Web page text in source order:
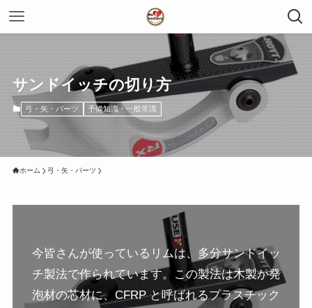
サンドイッチの切り方
弓・矢・パーツ 予備知識・一般常識
ホーム 弓・矢・パーツ
今皆さんが使っているリムは、多分サンドイッ
チ製法で作られています。この製法は木製か発
泡材の芯材に、CFRP と呼ばれるプラスチック